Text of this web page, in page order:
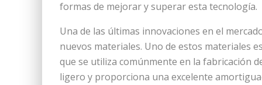
formas de mejorar y superar esta tecnología.
Una de las últimas innovaciones en el
nuevos materiales. Uno de estos materiales
que se utiliza comúnmente en la fabricación
ligero y proporciona una excelente